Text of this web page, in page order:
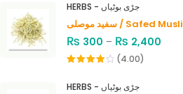
HERBS - جڑی بوٹیاں
سفید موصلی / Safed Musli
₨ 300 – ₨ 2,400
of 5
(4.00)
HERBS - جڑی بوٹیاں